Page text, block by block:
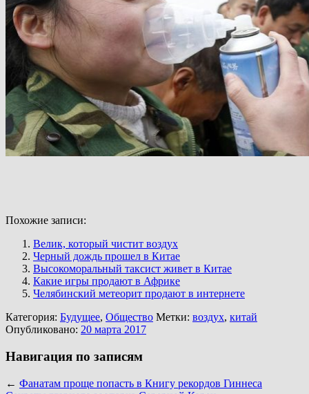
Похожие записи:
Велик, который чистит воздух
Черный дождь прошел в Китае
Высокоморальный таксист живет в Китае
Какие игры продают в Африке
Челябинский метеорит продают в интернете
Категория: Будущее, Общество Метки: воздух, китай
Опубликовано: 20 марта 2017
Навигация по записям
← Фанатам проще попасть в Книгу рекордов Гиннеса